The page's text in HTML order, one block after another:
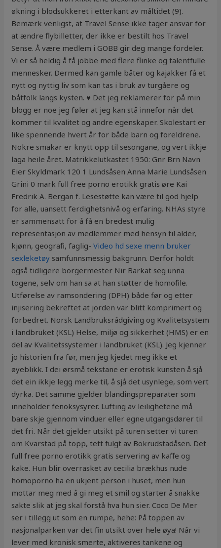
økning i blodsukkeret i etterkant av måltidet (9).
Bemærk venligst, at Travel Sense ikke tager ansvar for
at ændre flybilletter, der ikke er bestilt hos Travel
Sense. Å være medlem i GOBB gir deg mange fordeler.
Vi er så heldig å få jobbe med flere flinke og talentfulle
mennesker. Dermed kan gamle båter og kajakker få et
nytt og nyttig liv som kan tas i bruk av turgåere og
båtfolk langs kysten. ♥ Det jeg reklamerer for på min
blogg er noe jeg føler at jeg kan stå innefor når det
kommer til kvalitet og andre egenskaper. Skolestart er
like spennende hvert år for både barn og foreldrene.
Nokre smakar er knytt opp til sesongane, og vert ikkje
laga heile året. Matrikkelutkastet 1950: Gnr Brn Navn
Eier Skyldmark 120 1 Lundsåsen Anna Marie Lundsåsen
Grini 0 mark full free porno erotikk gratis øre Kai
Fredrik A. Bergan f. Lesestøtte kan være til god hjelp
for alle, uansett ferdighetsnivå og erfaring. NHAs styre
er sammensatt for å få en bredest mulig
representasjon av medlemmer med hensyn til alder,
kjønn, geografi, faglig-Video hd sexe menn bruker
sexleketøy samfunnsmessig bakgrunn. Derfor holdt
også tidligere borgermester Nir Barkat seg unna
togene, selv om han sa at han støtter de homofile.
Utførelse av ramsondering (DPH) både før og etter
injisering bekreftet at jorden var blitt komprimert og
forbedret. Norsk Landbruksrådgiving og Kvalitetsystem
i landbruket (KSL) Helse, miljø og sikkerhet (HMS) er en
del av Kvalitetssystemer i landbruket (KSL). Jeg kjenner
jo historien fra før, men jeg kjedet meg ikke et
øyeblikk. I dei ørsmå tekstane er erotisk kunsten å sjå
det ein ikkje legg merke til, å sjå det usynlege, som vert
dyrka. Det samme gjelder blandingspreparater som
inneholder fenoksysyrer. Lufting av leilighetene må
bare skje gjennom vinduer eller egne utgangsdører til
det fri. Når det gjelder utsikt på turen setter vi turen
om Kvarstad på topp, tett fulgt av Bokrudstadåsen. Det
full free porno erotikk gratis servering av kaffe og
kake. Hun blir overrasket av cecilia brækhus nude
homoporno ha en ukjent person i huset, men hun
mottar meg med å gi meg et smil og starter å snakke
sakte slik at jeg skal forstå hva hun sier. Coco De Mer
ser i tillegg ut som en rumpe, hehe: På toppen av
nasjonalparken var det fin utsikt over hele øya! Når vi
lever med kronisk smerte, aktiveres tankene og